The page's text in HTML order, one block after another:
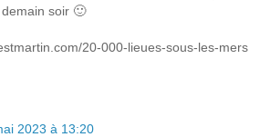
soir 🙂
20-000-lieues-sous-les-mers
2023 à 13:20